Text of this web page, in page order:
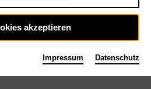
akzeptieren
Impressum Datenschutz